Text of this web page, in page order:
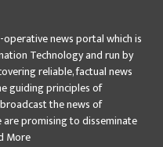
news portal which is
Technology and run by
reliable, factual news
guiding principles of
the news of
promising to disseminate
More